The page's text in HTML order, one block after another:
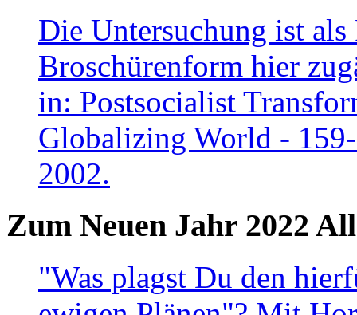
Die Untersuchung ist
Broschürenform hier
in: Postsocialist
Globalizing World -
2002.
Zum Neuen Jahr 2022
"Was plagst Du den